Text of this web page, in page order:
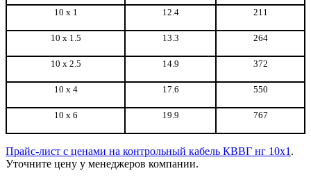
10 х 1 12.4 211
10 х 1.5 13.3 264
10 х 2.5 14.9 372
10 х 4 17.6 550
10 х 6 19.9 767
Прайс-лист с ценами на контрольный кабель КВВГ нг 10x1 .
Уточните цену у менеджеров компании.